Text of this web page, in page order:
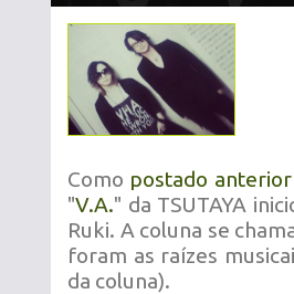
Como postado
"V.A." da TSUTAYA
Ruki. A coluna se
foram as raízes
da coluna).